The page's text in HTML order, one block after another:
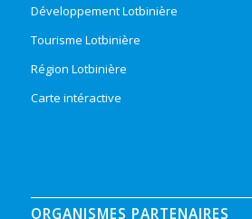
Développement Lotbinière
Tourisme Lotbinière
Région Lotbinière
Carte intéractive
ORGANISMES PARTENAIRES